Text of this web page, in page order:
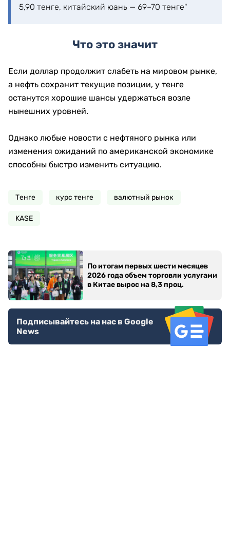
5,90 тенге, китайский юань — 69–70 тенге"
Что это значит
Если доллар продолжит слабеть на мировом рынке,
а нефть сохранит текущие позиции, у тенге
останутся хорошие шансы удержаться возле
нынешних уровней.
Однако любые новости с нефтяного рынка или
изменения ожиданий по американской экономике
способны быстро изменить ситуацию.
Тенге курс тенге валютный рынок
KASE
По итогам первых шести месяцев
2026 года объем торговли услугами
в Китае вырос на 8,3 проц.
Подписывайтесь на нас в Google
News